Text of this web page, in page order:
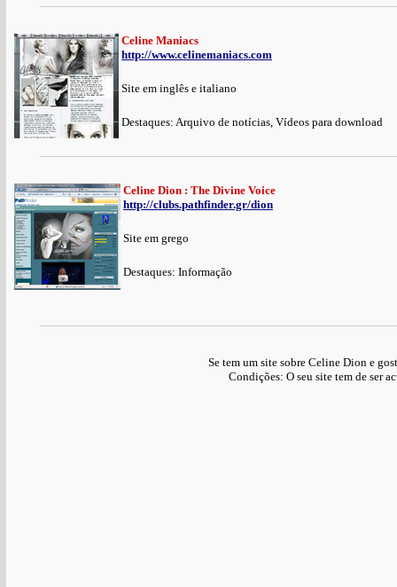
Celine Maniacs
http://www.celinemaniacs.com
Site em inglês e italiano
Destaques: Arquivo de notícias, Vídeos para download
Celine Dion : The Divine Voice
http://clubs.pathfinder.gr/dion
Site em grego
Destaques: Informação
Se tem um site sobre Celine Dion e
Condições: O seu site tem de ser